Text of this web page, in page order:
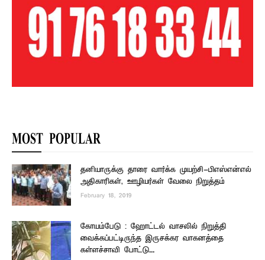
MOST POPULAR
தனியாருக்கு தாரை வார்க்க முயற்சி-பிஎஸ்என்எல்
அதிகாரிகள், ஊழியர்கள் வேலை நிறுத்தம்
February 18, 2019
கோயம்பேடு : ஹோட்டல் வாசலில் நிறுத்தி
வைக்கப்பட்டிருந்த இருசக்கர வாகனத்தை
கள்ளச்சாவி போட்டு...